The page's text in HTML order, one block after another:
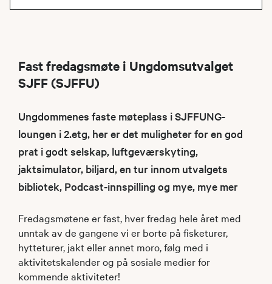
Fast fredagsmøte i Ungdomsutvalget
SJFF (SJFFU)
Ungdommenes faste møteplass i SJFFUNG-
loungen i 2.etg, her er det muligheter for en god
prat i godt selskap, luftgeværskyting,
jaktsimulator, biljard, en tur innom utvalgets
bibliotek, Podcast-innspilling og mye, mye mer
Fredagsmøtene er fast, hver fredag hele året med
unntak av de gangene vi er borte på fisketurer,
hytteturer, jakt eller annet moro, følg med i
aktivitetskalender og på sosiale medier for
kommende aktiviteter!